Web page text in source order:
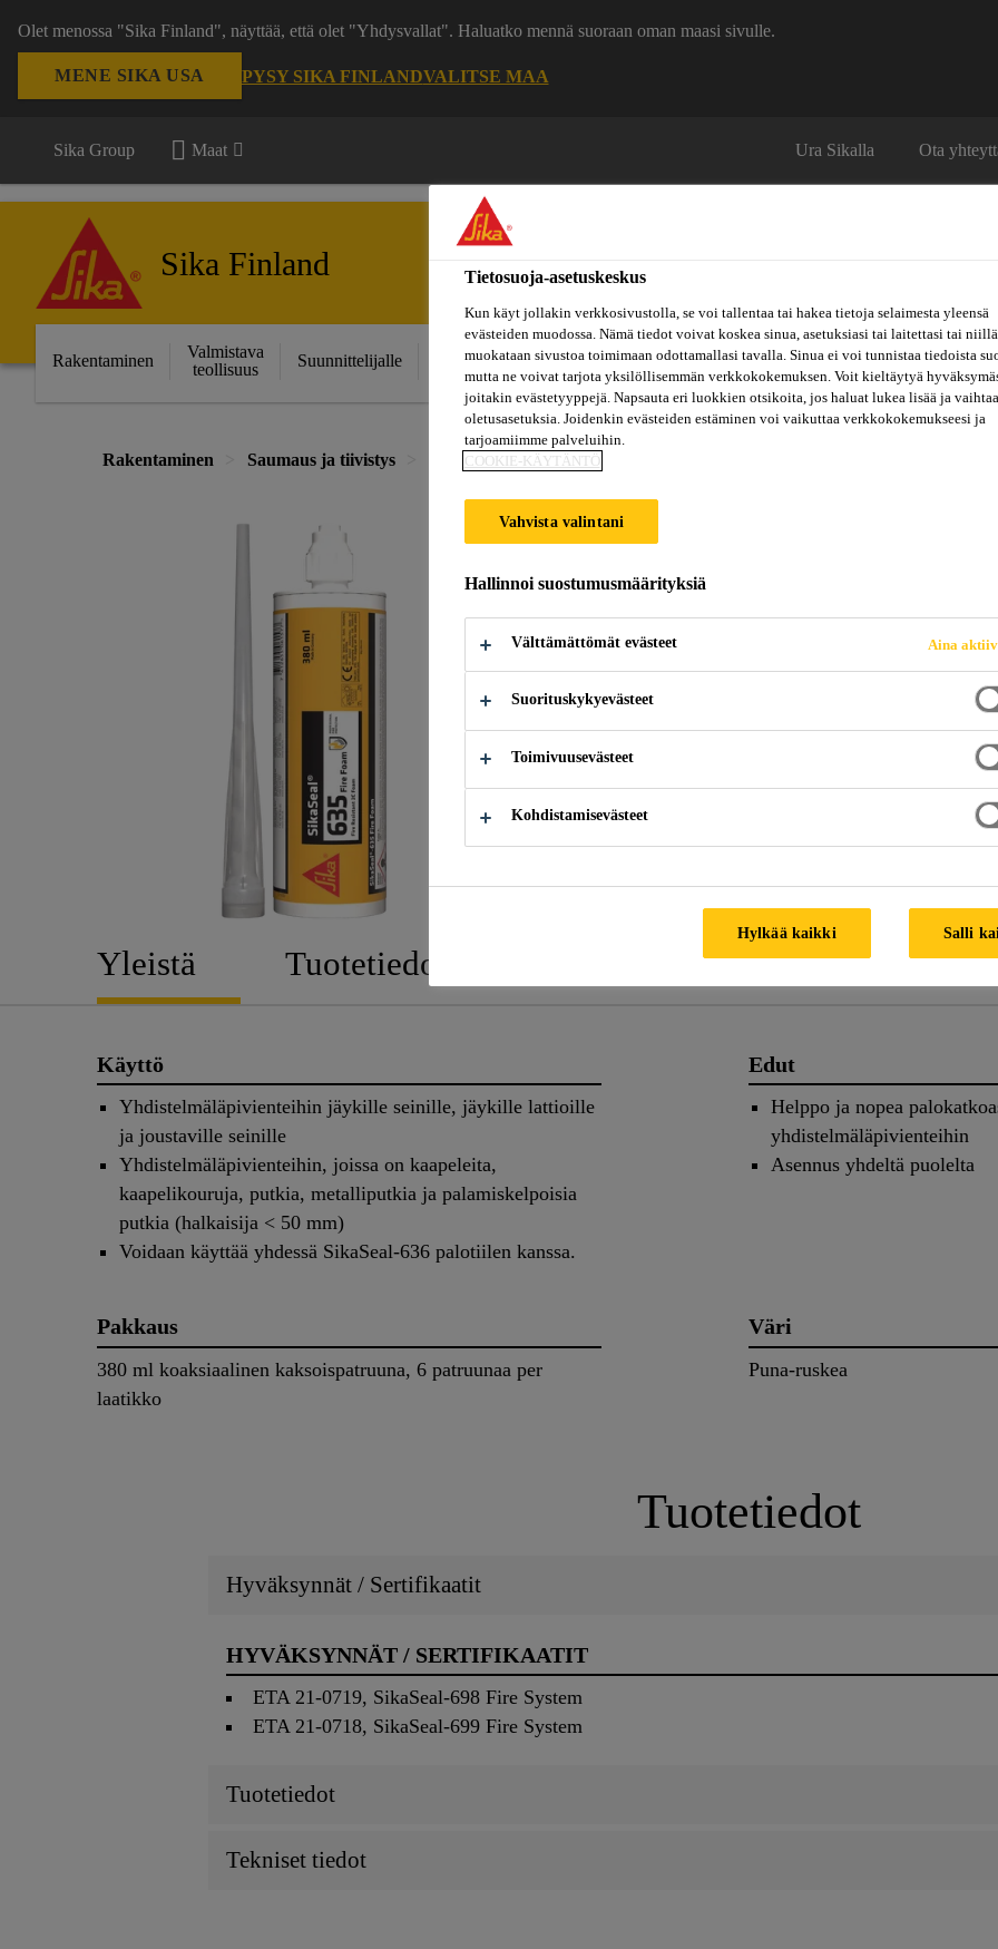
Olet menossa "Sika Finland", näyttää, että olet "Yhdysvallat". Haluatko mennä suoraan oman maasi sivulle.
MENE SIKA USA PYSY SIKA FINLANDVALITSE MAA
Sika Group Maat Ura Sikalla Ota
Sika Finland
Rakentaminen
Valmistava
teollisuus
Suunnittelijalle
Ratkaisut
projekteihin
Referenssit
Inspiraatiot
ja
konseptit
Dokumenttikirjasto
Tietoa
meistä
Rakentaminen Saumaus ja tiivistys 76315 Läpivientien saumaus
SikaSeal®-635
2-komponenttinen palokatkovaahto
Tuote on 2-komponenttinen paisuva
Helppo ja nopea palokatkoasennus
TUOTETIETOESITE
Yleistä Tuotetiedot Dokumentit
Käyttö
Yhdistelmäläpivienteihin jäykille seinille, jäykille lattioille
ja joustaville seinille
Yhdistelmäläpivienteihin, joissa on kaapeleita,
kaapelikouruja, putkia, metalliputkia ja palamiskelpoisia
putkia (halkaisija < 50 mm)
Voidaan käyttää yhdessä SikaSeal-636 palotiilen kanssa.
Edut
Helppo ja nopea
yhdistelmäläpivienteihin
Asennus yhdeltä puolelta
Pakkaus
380 ml koaksiaalinen kaksoispatruuna, 6 patruunaa per
laatikko
Väri
Puna-ruskea
Tuotetiedot
Hyväksynnät / Sertifikaatit
HYVÄKSYNNÄT / SERTIFIKAATIT
ETA 21-0719, SikaSeal-698 Fire System
ETA 21-0718, SikaSeal-699 Fire System
Tuotetiedot
Tekniset tiedot
Tietosuoja-asetuskeskus
Kun käyt jollakin verkkosivustolla, se voi tallentaa tai hakea tietoja selaimesta yleensä
evästeiden muodossa. Nämä tiedot voivat koskea sinua, asetuksiasi tai laitettasi tai niillä
muokataan sivustoa toimimaan odottamallasi tavalla. Sinua ei voi tunnistaa tiedoista
mutta ne voivat tarjota yksilöllisemmän verkkokokemuksen. Voit kieltäytyä
joitakin evästetyyppejä. Napsauta eri luokkien otsikoita, jos haluat lukea lisää ja vaihtaa
oletusasetuksia. Joidenkin evästeiden estäminen voi vaikuttaa verkkokokemukseesi ja
tarjoamiimme palveluihin.
COOKIE-KÄYTÄNTÖ
Vahvista valintani
Hallinnoi suostumusmäärityksiä
Välttämättömät evästeet Aina
Suorituskykyevästeet
Toimivuusevästeet
Kohdistamisevästeet
Hylkää kaikki Salli